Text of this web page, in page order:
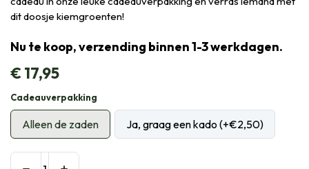
dit doosje kiemgroenten!
Nu te koop, verzending binnen 1-3 werkdagen.
€17,95
Cadeauverpakking
Alleen de zaden Ja, graag een kado (+€2,50)